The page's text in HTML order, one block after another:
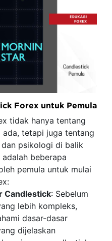
Forex untuk Pemula
tidak hanya tentang
tetapi juga tentang
psikologi di balik
beberapa
pemula untuk mulai
Candlestick: Sebelum
lebih kompleks,
dasar-dasar
dijelaskan